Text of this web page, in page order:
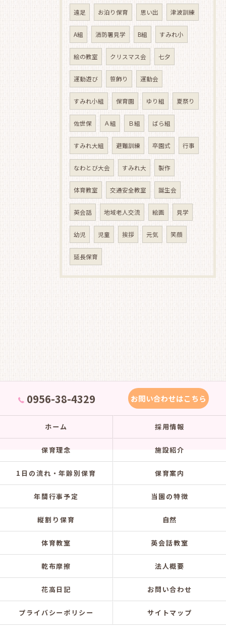
遠足 お泊り保育 思い出 津波訓練
A組 消防署見学 B組 すみれ小
絵の教室 クリスマス会 七夕
運動遊び 笹飾り 運動会
すみれ小組 保育園 ゆり組 夏祭り
佐世保 Ａ組 Ｂ組 ばら組
すみれ大組 避難訓練 卒園式 行事
なわとび大会 すみれ大 製作
体育教室 交通安全教室 誕生会
英会話 地域老人交流 絵画 見学
幼児 児童 挨拶 元気 笑顔
延長保育
0956-38-4329 お問い合わせはこちら
ホーム 採用情報
保育理念 施設紹介
1日の流れ・年齢別保育 保育案内
年間行事予定 当園の特徴
縦割り保育 自然
体育教室 英会話教室
乾布摩擦 法人概要
花高日記 お問い合わせ
プライバシーポリシー サイトマップ